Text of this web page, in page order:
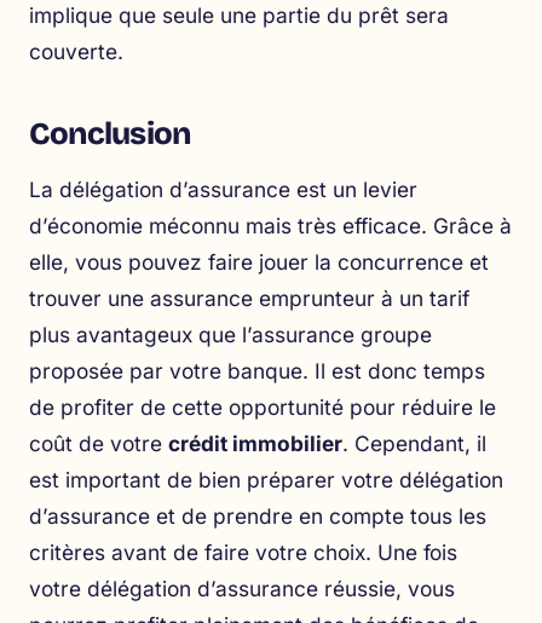
implique que seule une partie du prêt sera
couverte.
Conclusion
La délégation d’assurance est un levier
d’économie méconnu mais très efficace. Grâce à
elle, vous pouvez faire jouer la concurrence et
trouver une assurance emprunteur à un tarif
plus avantageux que l’assurance groupe
proposée par votre banque. Il est donc temps
de profiter de cette opportunité pour réduire le
coût de votre crédit immobilier. Cependant, il
est important de bien préparer votre délégation
d’assurance et de prendre en compte tous les
critères avant de faire votre choix. Une fois
votre délégation d’assurance réussie, vous